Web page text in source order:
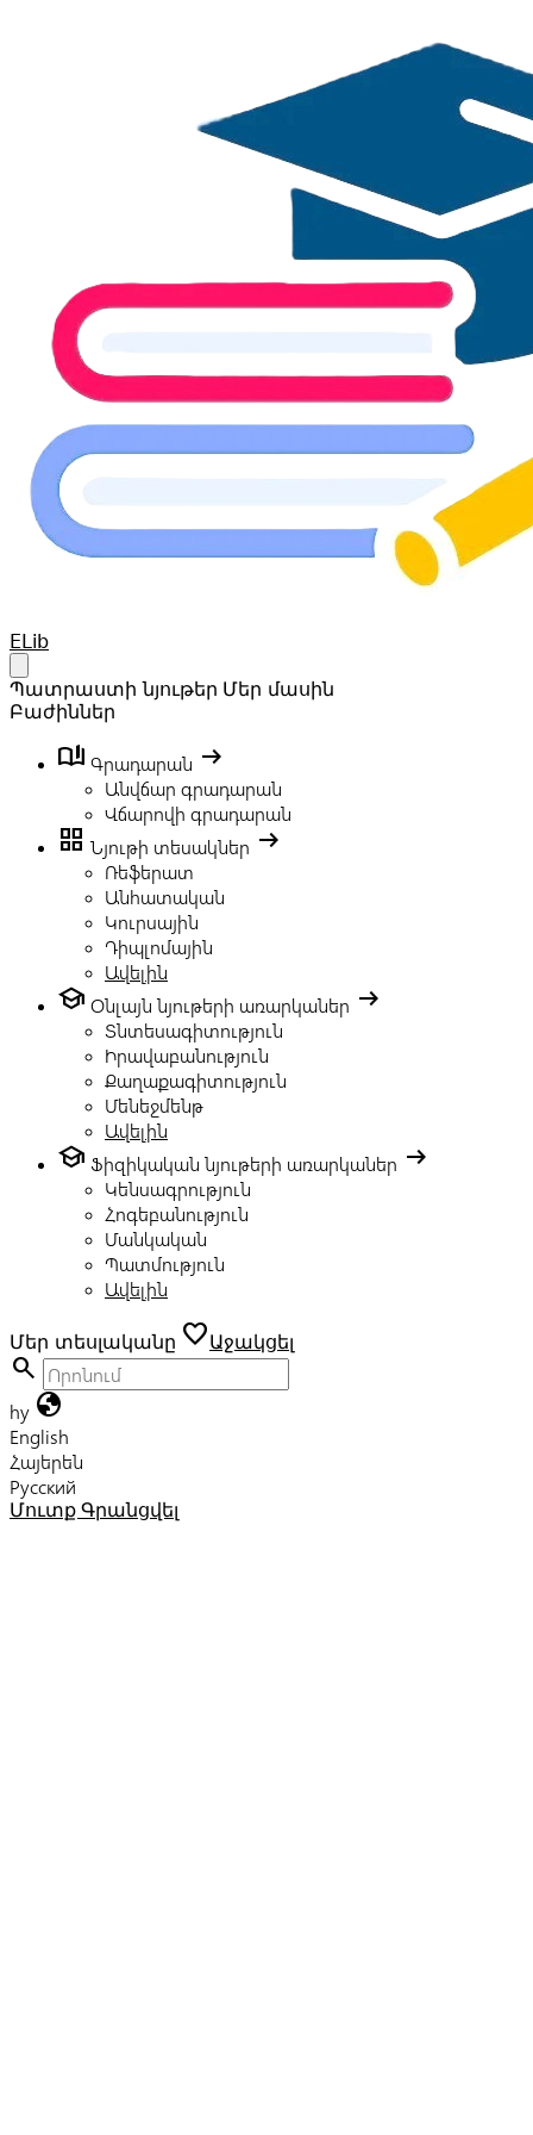
Your Company
ELib
Պատրաստի նյութեր Մեր մասին
Բաժիններ
book_ribbon Գրադարան arrow_right_alt
Անվճար գրադարան
Վճարովի գրադարան
grid_view Նյութի տեսակներ arrow_right_alt
Ռեֆերատ
Անհատական
Կուրսային
Դիպլոմային
Ավելին
school Օնլայն նյութերի առարկաներ arrow_right_alt
Տնտեսագիտություն
Իրավաբանություն
Քաղաքագիտություն
Մենեջմենթ
Ավելին
school Ֆիզիկական նյութերի առարկաներ arrow_right_alt
Կենսագրություն
Հոգեբանություն
Մանկական
Պատմություն
Ավելին
Մեր տեսլականը favoriteԱջակցել
search
hy globe
English
Հայերեն
Русский
Մուտք Գրանցվել